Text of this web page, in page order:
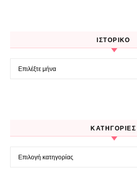
ΙΣΤΟΡΙΚΌ
Ιστορικό
KΑΤΗΓΟΡΊΕΣ
Kατηγορίες